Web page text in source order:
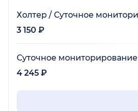
Холтер / Суточное
3 150 ₽
Суточное
4 245 ₽